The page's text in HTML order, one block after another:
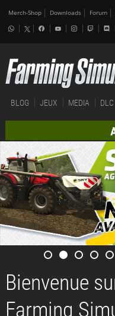
Merch-Shop Downloads Forum
BLOG JEUX MEDIA DLC
Bienvenue
Farming